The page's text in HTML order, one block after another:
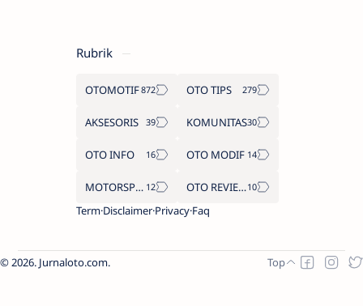
Rubrik
OTOMOTIF OTO TIPS
AKSESORIS KOMUNITAS
OTO INFO OTO MODIF
MOTORSPORT
OTO REVIEW
Term Disclaimer Privacy Faq
2026. Jurnaloto.com.